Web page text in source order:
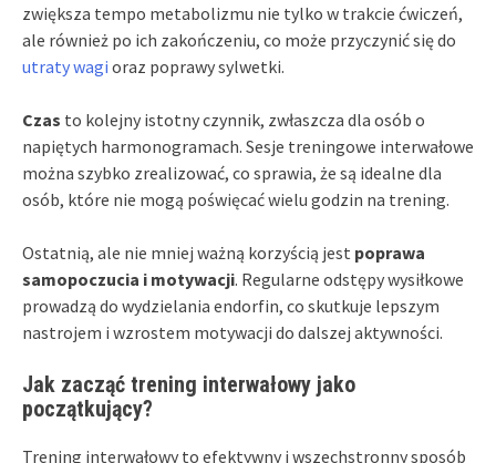
zwiększa tempo metabolizmu nie tylko w trakcie ćwiczeń,
ale również po ich zakończeniu, co może przyczynić się do
utraty wagi oraz poprawy sylwetki.
Czas to kolejny istotny czynnik, zwłaszcza dla osób o
napiętych harmonogramach. Sesje treningowe interwałowe
można szybko zrealizować, co sprawia, że są idealne dla
osób, które nie mogą poświęcać wielu godzin na trening.
Ostatnią, ale nie mniej ważną korzyścią jest poprawa
samopoczucia i motywacji. Regularne odstępy wysiłkowe
prowadzą do wydzielania endorfin, co skutkuje lepszym
nastrojem i wzrostem motywacji do dalszej aktywności.
Jak zacząć trening interwałowy jako
początkujący?
Trening interwałowy to efektywny i wszechstronny sposób